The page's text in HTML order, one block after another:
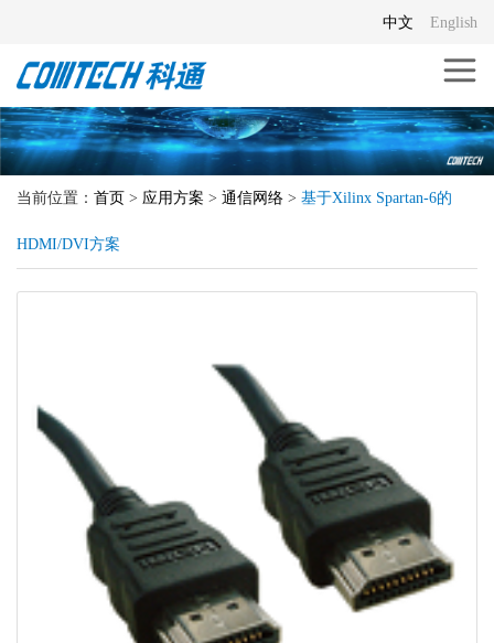
English
中文
当前位置： 首页 > 应用方案 > 通信网络 > 基于Xilinx Spartan-6的
HDMI/DVI方案